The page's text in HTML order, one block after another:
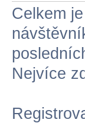
Celkem
Nejvíce